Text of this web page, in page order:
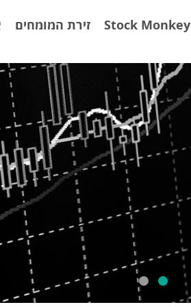
Stock Monkey זירת המומחים